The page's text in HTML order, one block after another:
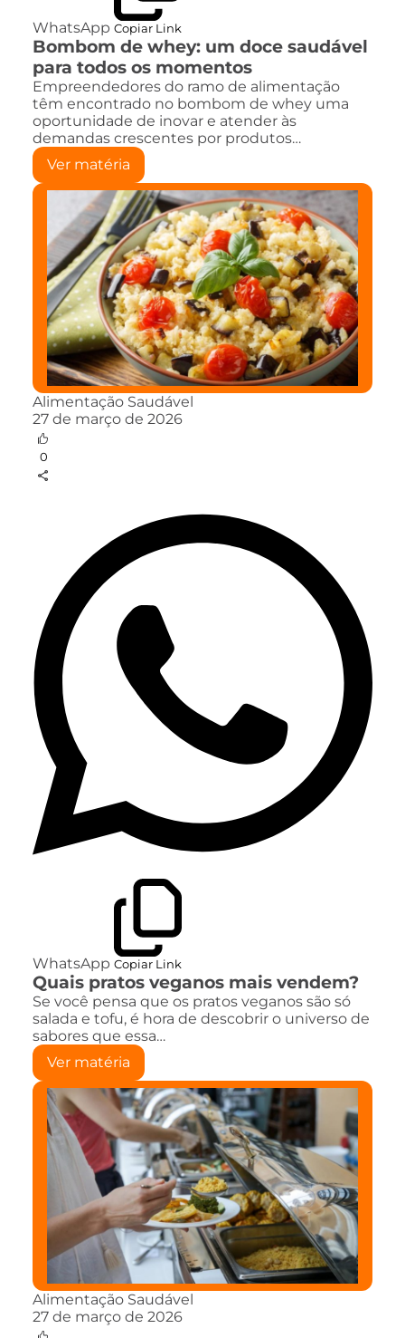
WhatsApp Copiar Link
Bombom de whey: um doce saudável
para todos os momentos
Empreendedores do ramo de alimentação
têm encontrado no bombom de whey uma
oportunidade de inovar e atender às
demandas crescentes por produtos…
Ver matéria
Alimentação Saudável
27 de março de 2026
0
WhatsApp Copiar Link
Quais pratos veganos mais vendem?
Se você pensa que os pratos veganos são só
salada e tofu, é hora de descobrir o universo de
sabores que essa…
Ver matéria
Alimentação Saudável
27 de março de 2026